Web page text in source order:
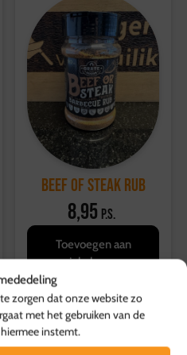
zorgen dat onze website zo
met het gebruiken van de
instemt.
voor etenswaren.
een retourtermijn van 14
kosten worden vergoed.
onze
Beef of Steak Rub
8,95 p.s.
Toevoegen aan
winkelwagen